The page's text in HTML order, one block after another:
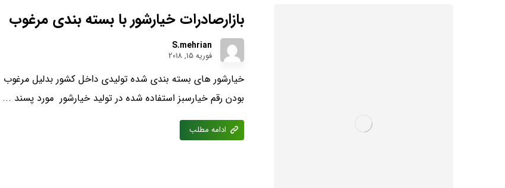
بازارصادرات خیارشور با بسته بندی مرغوب
S.mehrian
فوریه 15, 2018
خیارشور های بسته بندی شده تولیدی داخل کشور بدلیل مرغوب
بودن رقم خیارسبز استفاده شده در تولید خیارشور مورد پسند ...
ادامه مطلب